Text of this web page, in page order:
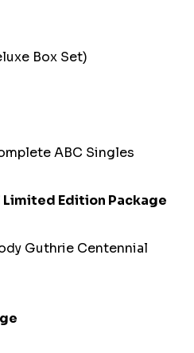
Box Set)
ABC Singles
Edition Package
Guthrie Centennial